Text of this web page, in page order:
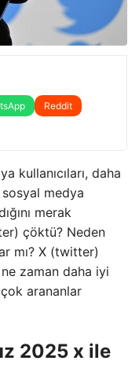
Reddit
kullanıcıları, daha
medya
merak
çöktü? Neden
mı? X (twitter)
zaman daha iyi
arananlar
2025 x ile